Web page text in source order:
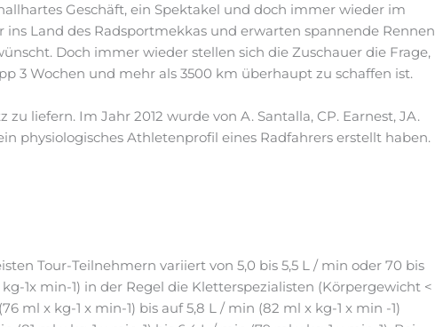
Geschäft, ein Spektakel und doch immer wieder im
Land des Radsportmekkas und erwarten spannende Rennen
Doch immer wieder stellen sich die Zuschauer die Frage,
3 Wochen und mehr als 3500 km überhaupt zu schaffen ist.
liefern. Im Jahr 2012 wurde von A. Santalla, CP. Earnest, JA.
physiologisches Athletenprofil eines Radfahrers erstellt haben.
Tour-Teilnehmern variiert von 5,0 bis 5,5 L / min oder 70 bis
1x min-1) in der Regel die Kletterspezialisten (Körpergewicht <
ml x kg-1 x min-1) bis auf 5,8 L / min (82 ml x kg-1 x min -1)